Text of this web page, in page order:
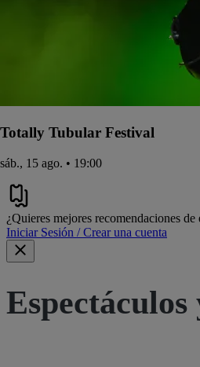
Totally Tubular Festival
sáb., 15 ago. • 19:00
¿Quieres mejores recomendaciones de
Iniciar Sesión / Crear una cuenta
Espectáculos